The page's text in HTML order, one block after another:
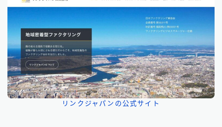
リンクジャパンの公式サイト